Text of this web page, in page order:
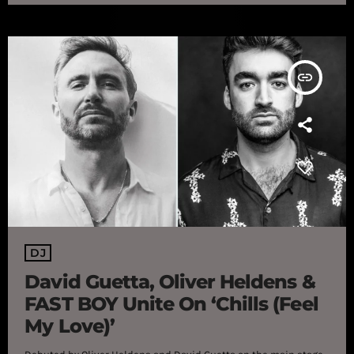
insert_link
DJ
David Guetta, Oliver Heldens &
FAST BOY Unite On ‘Chills (Feel
My Love)’